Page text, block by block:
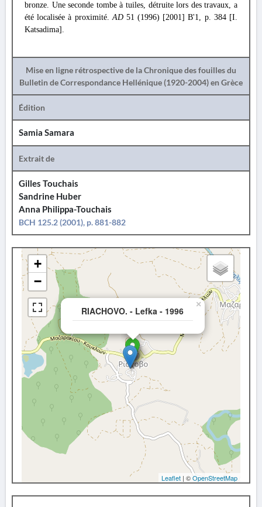
bronze. Une seconde tombe à tuiles, détruite lors des travaux, a
été localisée à proximité.AD 51 (1996) [2001] Β'1, p. 384 [I.
Katsadima].
Mise en ligne rétrospective de la Chronique des fouilles du
Bulletin de Correspondance Hellénique (1920-2004) en Grèce
Édition
Samia Samara
Extrait de
Gilles Touchais
Sandrine Huber
Anna Philippa-Touchais
BCH 125.2 (2001), p. 881-882
RIACHOVO. - Lefka - 1996
×
+
−
Leaflet | ©OpenStreetMap